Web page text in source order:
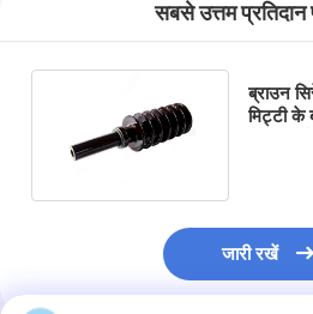
सबसे उत्तम प्रतिदान
ब्राउन
मिट्टी के
जारी रखें